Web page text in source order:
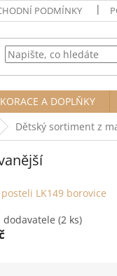
PODMÍNKY
A DOPLŇKY
Dětský sortiment z
LK149 borovice
dodavatele (2 ks)